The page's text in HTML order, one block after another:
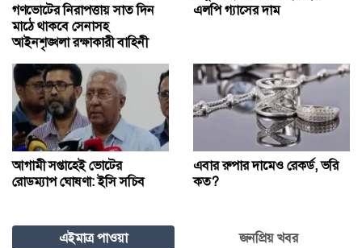
গণভোটের নিরাপত্তায় সাত দিন
মাঠে থাকবে সেনাসহ
আইনশৃঙ্খলা রক্ষাকারী বাহিনী
এলপি গ্যাসের দাম
আগামী সপ্তাহেই ভোটের
রোডম্যাপ ঘোষণা: ইসি সচিব
এবার রুপার দামেও রেকর্ড, ভরি
কত?
এইমাত্র পাওয়া
জনপ্রিয় খবর